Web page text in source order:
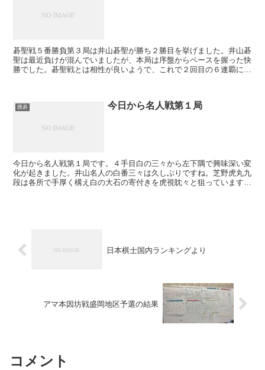
碁聖戦５番勝負第３局は井山碁聖が勝ち２勝目を挙げました。井山碁
聖は最近負けが混んでいましたが、本局は序盤からペースを握った快
勝でした。碁聖戦とは相性が良いようで、これで２回目の６連覇に王
囲碁 今日から名人戦第１局
今日から名人戦第１局です。４手目白の三々から左下隅で興味深い変
化が起きました。井山名人の白番三々は久しぶりですね。芝野虎丸九
段は各所で手厚く構え白の大石の寄付きを虎視眈々と狙っています。
日本棋士国内ランキングより
アマ本因坊戦盛岡地区予選の結果
コメント